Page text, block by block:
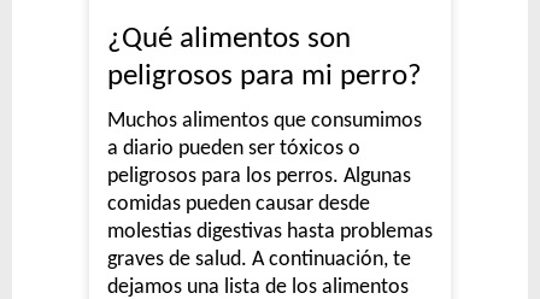
¿Qué alimentos son
peligrosos para mi perro?
Muchos alimentos que consumimos
a diario pueden ser tóxicos o
peligrosos para los perros. Algunas
comidas pueden causar desde
molestias digestivas hasta problemas
graves de salud. A continuación, te
dejamos una lista de los alimentos